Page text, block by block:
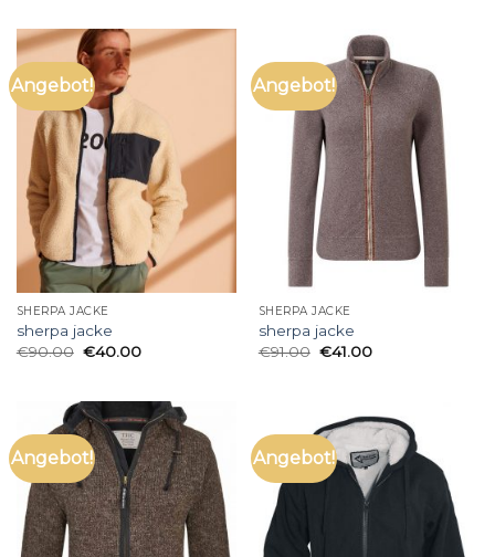
Angebot!
SHERPA JACKE
sherpa jacke
€90.00 €40.00
Angebot!
SHERPA JACKE
sherpa jacke
€91.00 €41.00
Angebot! Angebot!